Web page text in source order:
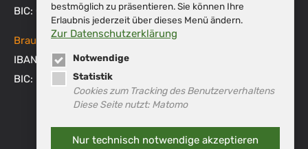
BIC: GENODEF1WOB
Braunschweigische Landessparkasse
IBAN: DE53 2505 0000 0151 8007 45
BIC: NOLADE2HXXX
bestmöglich zu präsentieren. Sie können Ihre
Erlaubnis jederzeit über dieses Menü ändern.
Zur Datenschutzerklärung
Notwendige
Statistik
Cookies zum Tracking des Benutzerverhaltens
Diese Seite nutzt: Matomo
Nur technisch notwendige akzeptieren